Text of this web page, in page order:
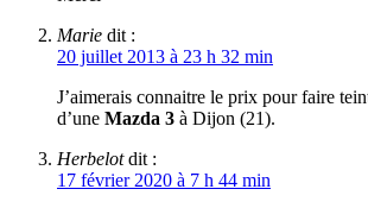
Marie dit :
20 juillet 2013 à 23 h 32 min
J’aimerais connaitre le prix pour faire
d’une Mazda 3 à Dijon (21).
Herbelot dit :
17 février 2020 à 7 h 44 min